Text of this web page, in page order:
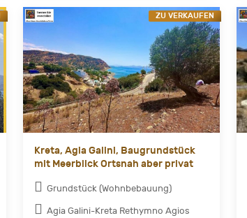
Kreta, Agia Galini, Baugrundstück
mit Meerblick Ortsnah aber privat
Grundstück (Wohnbebauung)
Agia Galini-Kreta Rethymno Agios
ZU VERKAUFEN